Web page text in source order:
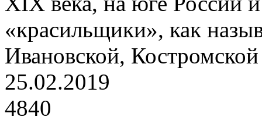
«красильщики», как
Ивановской,
25.02.2019
4840